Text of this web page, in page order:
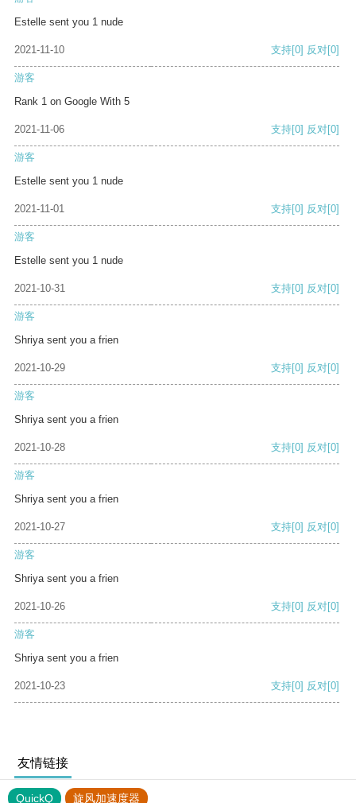
Estelle sent you 1 nude
2021-11-10 支持[0] 反对[0]
游客
Rank 1 on Google With 5
2021-11-06 支持[0] 反对[0]
游客
Estelle sent you 1 nude
2021-11-01 支持[0] 反对[0]
游客
Estelle sent you 1 nude
2021-10-31 支持[0] 反对[0]
游客
Shriya sent you a frien
2021-10-29 支持[0] 反对[0]
游客
Shriya sent you a frien
2021-10-28 支持[0] 反对[0]
游客
Shriya sent you a frien
2021-10-27 支持[0] 反对[0]
游客
Shriya sent you a frien
2021-10-26 支持[0] 反对[0]
游客
Shriya sent you a frien
2021-10-23 支持[0] 反对[0]
友情链接
QuickQ 旋风加速度器